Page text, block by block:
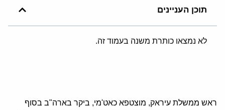
תוכן העניינים
לא נמצאו כותרת משנה בעמוד זה.
ראש ממשלת עיראק, מוצטפא כאט'מי, ביקר בארה"ב בסוף